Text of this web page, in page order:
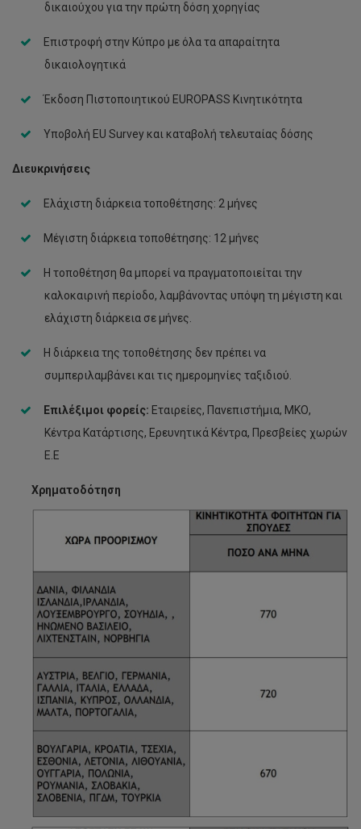
δικαιούχου για την πρώτη δόση χορηγίας
Επιστροφή στην Κύπρο με όλα τα απαραίτητα
δικαιολογητικά
Έκδοση Πιστοποιητικού EUROPASS Κινητικότητα
Υποβολή EU Survey και καταβολή τελευταίας δόσης
Διευκρινήσεις
Ελάχιστη διάρκεια τοποθέτησης: 2 μήνες
Μέγιστη διάρκεια τοποθέτησης: 12 μήνες
Η τοποθέτηση θα μπορεί να πραγματοποιείται την
καλοκαιρινή περίοδο, λαμβάνοντας υπόψη τη μέγιστη και
ελάχιστη διάρκεια σε μήνες.
Η διάρκεια της τοποθέτησης δεν πρέπει να
συμπεριλαμβάνει και τις ημερομηνίες ταξιδιού.
Επιλέξιμοι φορείς: Εταιρείες, Πανεπιστήμια, ΜΚΟ,
Κέντρα Κατάρτισης, Ερευνητικά Κέντρα, Πρεσβείες χωρών
Ε.Ε
Χρηματοδότηση